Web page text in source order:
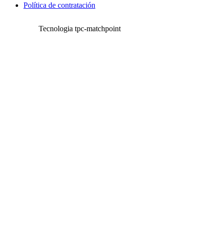
Política de contratación
Tecnologia tpc-matchpoint